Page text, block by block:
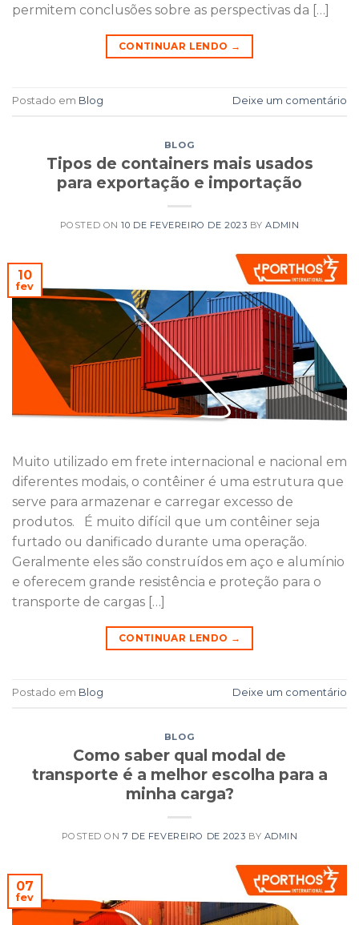
permitem conclusões sobre as perspectivas da […]
CONTINUAR LENDO →
Postado em Blog Deixe um comentário
BLOG
Tipos de containers mais usados
para exportação e importação
POSTED ON10 DE FEVEREIRO DE 2023 BYADMIN
10
fev
Muito utilizado em frete internacional e nacional em
diferentes modais, o contêiner é uma estrutura que
serve para armazenar e carregar excesso de
produtos. É muito difícil que um contêiner seja
furtado ou danificado durante uma operação.
Geralmente eles são construídos em aço e alumínio
e oferecem grande resistência e proteção para o
transporte de cargas […]
CONTINUAR LENDO →
Postado em Blog Deixe um comentário
BLOG
Como saber qual modal de
transporte é a melhor escolha para a
minha carga?
POSTED ON7 DE FEVEREIRO DE 2023 BY ADMIN
07
fev